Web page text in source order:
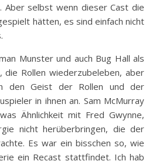
Aber selbst wenn dieser Cast die
hätten, es sind einfach nicht
Munster und auch Bug Hall als
die Rollen wiederzubeleben, aber
den Geist der Rollen und der
in ihnen an. Sam McMurray
Ähnlichkeit mit Fred Gwynne,
nicht herüberbringen, die der
Es war ein bisschen so, wie
ein Recast stattfindet. Ich hab